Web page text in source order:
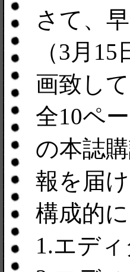
さて、
（3月
画致し
全10ペ
の本誌
報を届
構成的に
1.エデ